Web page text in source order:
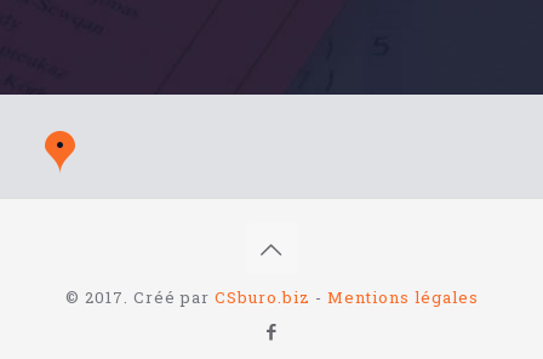
© 2017. Créé par CSburo.biz - Mentions légales